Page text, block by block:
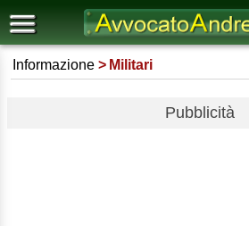
Informazione Militari
Pubblicità